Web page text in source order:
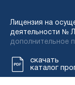
Лицензия на
деятельности №
дополнительное
скачать
каталог